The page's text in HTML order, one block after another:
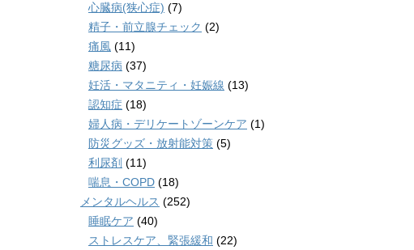
心臓病(狭心症) (7)
精子・前立腺チェック (2)
痛風 (11)
糖尿病 (37)
妊活・マタニティ・妊娠線 (13)
認知症 (18)
婦人病・デリケートゾーンケア (1)
防災グッズ・放射能対策 (5)
利尿剤 (11)
喘息・COPD (18)
メンタルヘルス (252)
睡眠ケア (40)
ストレスケア、緊張緩和 (22)